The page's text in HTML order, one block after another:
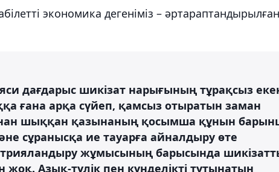
экономика дегеніміз – әртараптандырылған
дағдарыс шикізат нарығының тұрақсыз
ғана арқа сүйеп, қамсыз отыратын заман
шыққан қазынаның қосымша құнын
сұранысқа ие тауарға айналдыру өте
жұмысының барысында
Азық-түлік пен күнделікті тұтынатын